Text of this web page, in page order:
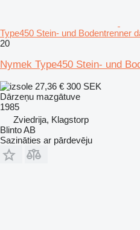
Type450 Stein- und Bodentrenner
20
Nymek Type450 Stein- und
27,36 € 300 SEK
Dārzeņu mazgātuve
1985
Zviedrija, Klagstorp
Blinto AB
Sazināties ar pārdevēju